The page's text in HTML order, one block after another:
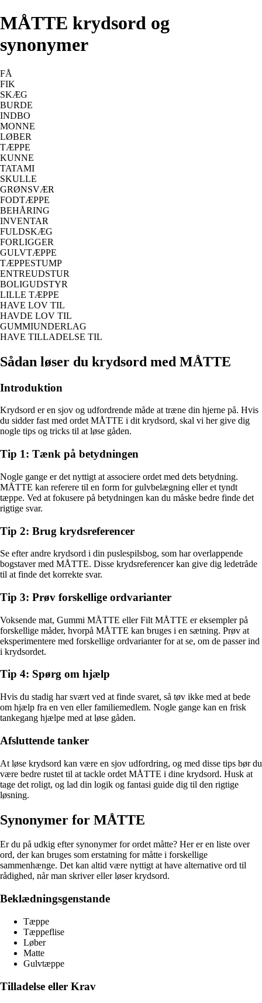
MÅTTE krydsord og
synonymer
FÅ
FIK
SKÆG
BURDE
INDBO
MONNE
LØBER
TÆPPE
KUNNE
TATAMI
SKULLE
GRØNSVÆR
FODTÆPPE
BEHÅRING
INVENTAR
FULDSKÆG
FORLIGGER
GULVTÆPPE
TÆPPESTUMP
ENTREUDSTUR
BOLIGUDSTYR
LILLE TÆPPE
HAVE LOV TIL
HAVDE LOV TIL
GUMMIUNDERLAG
HAVE TILLADELSE TIL
Sådan løser du krydsord med MÅTTE
Introduktion
Krydsord er en sjov og udfordrende måde at træne din hjerne på. Hvis
du sidder fast med ordet MÅTTE i dit krydsord, skal vi her give dig
nogle tips og tricks til at løse gåden.
Tip 1: Tænk på betydningen
Nogle gange er det nyttigt at associere ordet med dets betydning.
MÅTTE kan referere til en form for gulvbelægning eller et tyndt
tæppe. Ved at fokusere på betydningen kan du måske bedre finde det
rigtige svar.
Tip 2: Brug krydsreferencer
Se efter andre krydsord i din puslespilsbog, som har overlappende
bogstaver med MÅTTE. Disse krydsreferencer kan give dig ledetråde
til at finde det korrekte svar.
Tip 3: Prøv forskellige ordvarianter
Voksende mat, Gummi MÅTTE eller Filt MÅTTE er eksempler på
forskellige måder, hvorpå MÅTTE kan bruges i en sætning. Prøv at
eksperimentere med forskellige ordvarianter for at se, om de passer ind
i krydsordet.
Tip 4: Spørg om hjælp
Hvis du stadig har svært ved at finde svaret, så tøv ikke med at bede
om hjælp fra en ven eller familiemedlem. Nogle gange kan en frisk
tankegang hjælpe med at løse gåden.
Afsluttende tanker
At løse krydsord kan være en sjov udfordring, og med disse tips bør du
være bedre rustet til at tackle ordet MÅTTE i dine krydsord. Husk at
tage det roligt, og lad din logik og fantasi guide dig til den rigtige
løsning.
Synonymer for MÅTTE
Er du på udkig efter synonymer for ordet måtte? Her er en liste over
ord, der kan bruges som erstatning for måtte i forskellige
sammenhænge. Det kan altid være nyttigt at have alternative ord til
rådighed, når man skriver eller løser krydsord.
Beklædningsgenstande
Tæppe
Tæppeflise
Løber
Matte
Gulvtæppe
Tilladelse eller Krav